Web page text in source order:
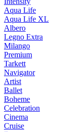
Aqua Life
Aqua Life XL
Albero
Legno Extra
Milango
Premium
Tarkett
Navigator
Artist
Ballet
Boheme
Celebration
Cinema
Cruise